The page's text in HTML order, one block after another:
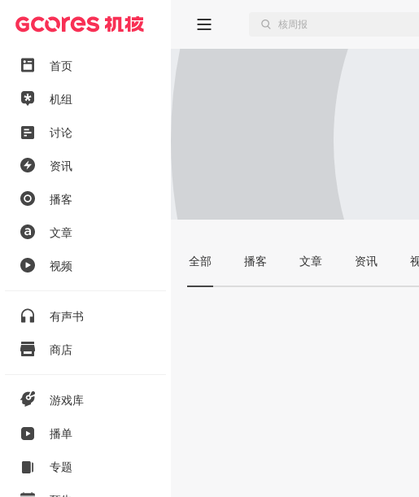
首页
机组
讨论
资讯
播客
文章
视频
有声书
商店
游戏库
播单
专题
全部 播客 文章 资讯